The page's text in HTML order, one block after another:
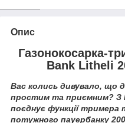
Опис
Газонокосарка-
Bank Litheli
Вас колись дивувало, що
простим та приємним? З
поєднує функції тримера
потужного пауербанку